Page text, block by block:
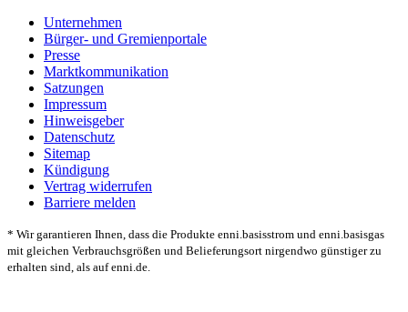
Unternehmen
Bürger- und Gremienportale
Presse
Marktkommunikation
Satzungen
Impressum
Hinweisgeber
Datenschutz
Sitemap
Kündigung
Vertrag widerrufen
Barriere melden
* Wir garantieren Ihnen, dass die Produkte enni.basisstrom und enni.basisgas
mit gleichen Verbrauchsgrößen und Belieferungsort nirgendwo günstiger zu
erhalten sind, als auf enni.de.